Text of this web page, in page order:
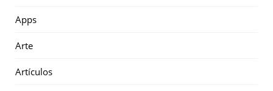
Apps
Arte
Artículos